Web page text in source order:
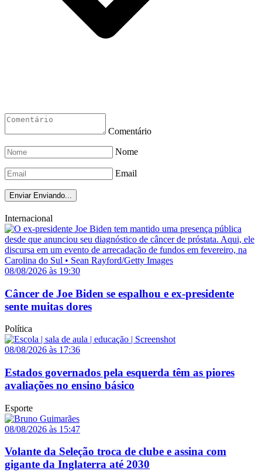
Comentário
Nome
Email
Enviar Enviando...
Internacional
08/08/2026 às 19:30
Câncer de Joe Biden se espalhou e ex-presidente
sente muitas dores
Política
08/08/2026 às 17:36
Estados governados pela esquerda têm as piores
avaliações no ensino básico
Esporte
08/08/2026 às 15:47
Volante da Seleção troca de clube e assina com
gigante da Inglaterra até 2030